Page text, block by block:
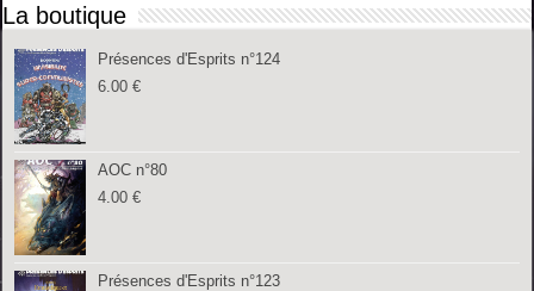
La boutique
Présences d'Esprits n°124
6.00€
AOC n°80
4.00€
Présences d'Esprits n°123